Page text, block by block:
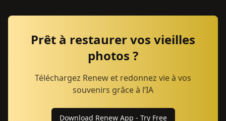
Prêt à restaurer vos vieilles
photos ?
Téléchargez Renew et redonnez vie à vos
souvenirs grâce à l’IA
Download Renew App - Try Free